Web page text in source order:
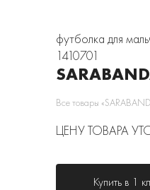
футболка для
1410701
Все товары
ЦЕНУ ТОВАРА
Купить в 1